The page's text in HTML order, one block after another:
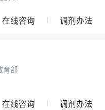
在线咨询 调剂办法
育部
在线咨询 调剂办法